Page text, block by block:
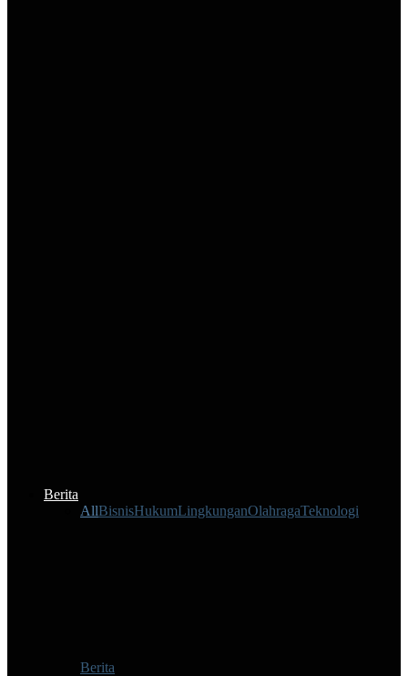
Berita
AllBisnisHukumLingkunganOlahragaTeknologi
Berita